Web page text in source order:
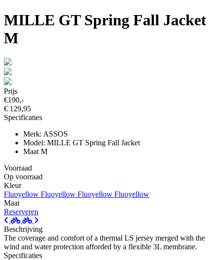
MILLE GT Spring Fall Jacket
M
Prijs
€190,-
€ 129,95
Specificaties
Merk: ASSOS
Model: MILLE GT Spring Fall Jacket
Maat M
Voorraad
Op voorraad
Kleur
Fluoyellow Fluoyellow Fluoyellow Fluoyellow
Maat
Reserveren
Beschrijving
The coverage and comfort of a thermal LS jersey merged with the
wind and water protection afforded by a flexible 3L membrane.
Specificaties